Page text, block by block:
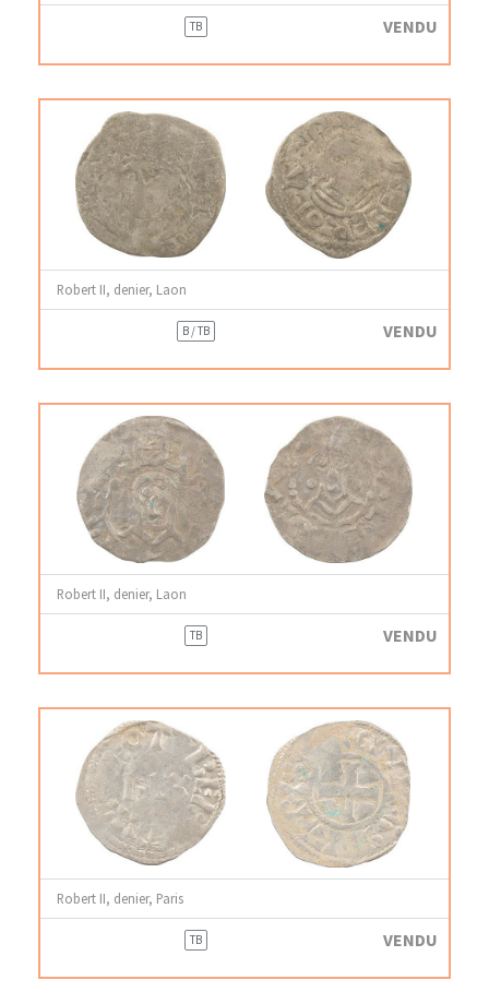
TB VENDU
Robert II, denier, Laon
B / TB VENDU
Robert II, denier, Laon
TB VENDU
Robert II, denier, Paris
TB VENDU